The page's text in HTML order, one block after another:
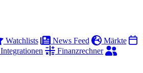
Watchlists News Feed
Märkte
Integrationen
Finanzrechner